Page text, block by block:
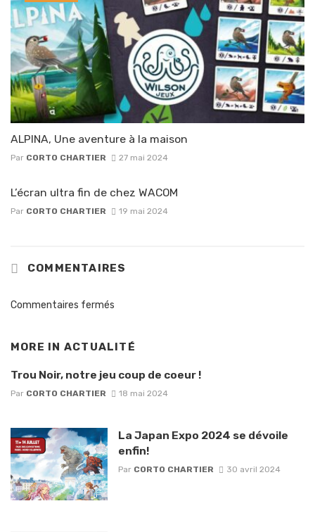
ALPINA, Une aventure à la maison
Par CORTO CHARTIER 27 mai 2024
L’écran ultra fin de chez WACOM
Par CORTO CHARTIER 19 mai 2024
COMMENTAIRES
Commentaires fermés
MORE IN ACTUALITÉ
Trou Noir, notre jeu coup de coeur !
Par CORTO CHARTIER 18 mai 2024
La Japan Expo 2024 se dévoile
enfin!
Par CORTO CHARTIER 30 avril 2024